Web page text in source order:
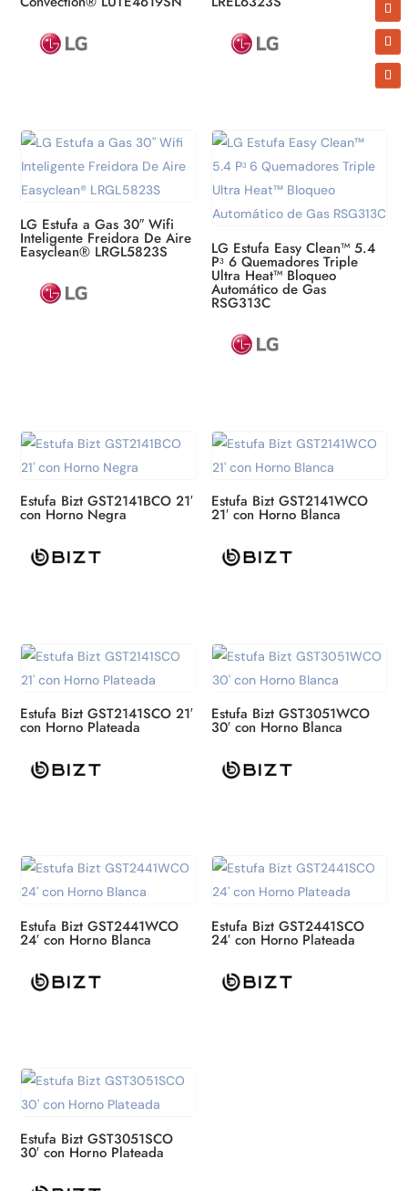
LG Estufa a Gas 30″ Wifi
Inteligente Freidora De Aire
Easyclean® LRGL5823S LG Estufa Easy Clean™ 5.4
Pᶟ 6 Quemadores Triple
Ultra Heat™ Bloqueo
Automático de Gas
RSG313C
Estufa Bizt GST2141BCO 21′
con Horno Negra
Estufa Bizt GST2141WCO
21′ con Horno Blanca
Estufa Bizt GST2141SCO 21′
con Horno Plateada
Estufa Bizt GST3051WCO
30′ con Horno Blanca
Estufa Bizt GST2441WCO
24′ con Horno Blanca
Estufa Bizt GST2441SCO
24′ con Horno Plateada
Estufa Bizt GST3051SCO
30′ con Horno Plateada
http://www.atbiz.co. You can revoke your consent to receive emails at any
time by using the SafeUnsubscribe® link, found at the bottom of every
email.Emails are serviced by Constant Contact.Our Privacy Policy.
Subscribe / Suscribirme